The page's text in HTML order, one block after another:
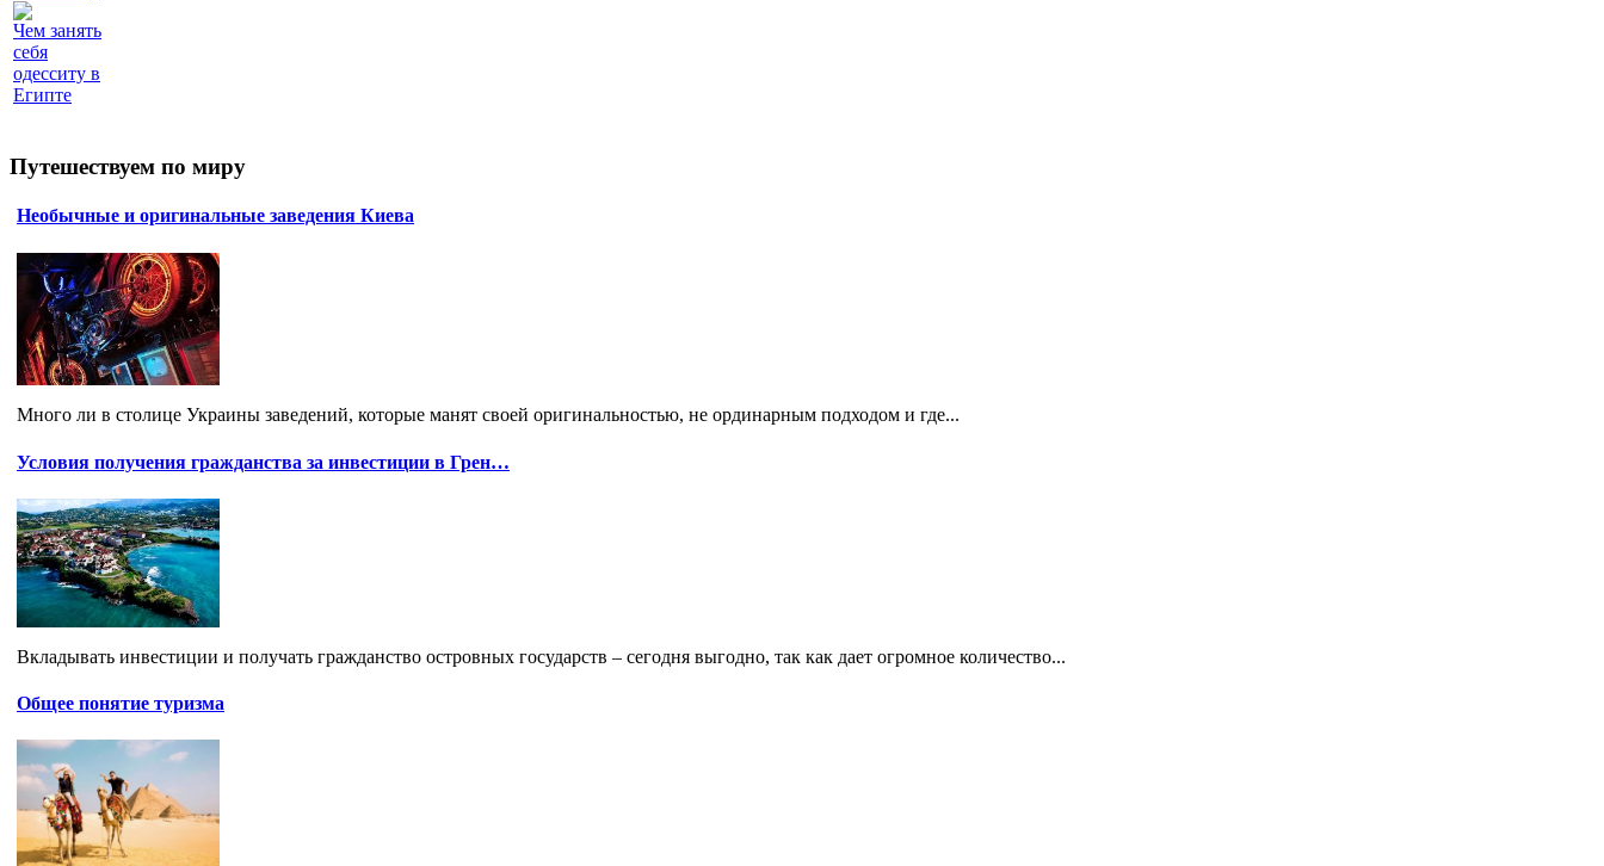
Чем занять
себя
одесситу в
Египте
Путешествуем по миру
Необычные и оригинальные заведения Киева
Много ли в столице Украины заведений, которые манят своей оригинальностью, не ординарным подходом и где...
Условия получения гражданства за инвестиции в Грен…
Вкладывать инвестиции и получать гражданство островных государств – сегодня выгодно, так как дает огромное количество...
Общее понятие туризма